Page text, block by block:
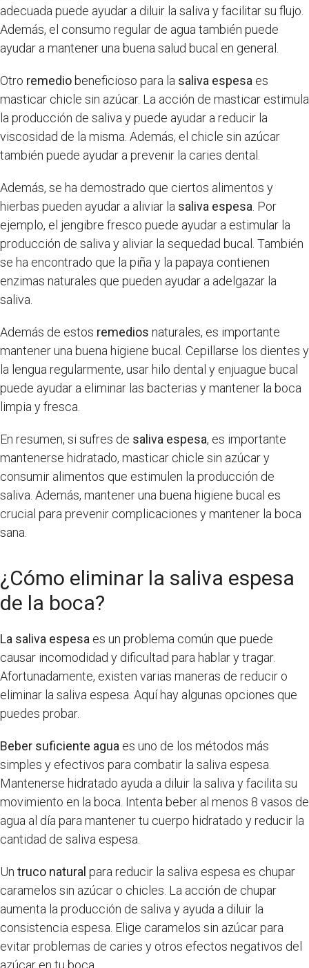
adecuada puede ayudar a diluir la saliva y facilitar su flujo.
Además, el consumo regular de agua también puede
ayudar a mantener una buena salud bucal en general.
Otro remedio beneficioso para la saliva espesa es
masticar chicle sin azúcar. La acción de masticar estimula
la producción de saliva y puede ayudar a reducir la
viscosidad de la misma. Además, el chicle sin azúcar
también puede ayudar a prevenir la caries dental.
Además, se ha demostrado que ciertos alimentos y
hierbas pueden ayudar a aliviar la saliva espesa . Por
ejemplo, el jengibre fresco puede ayudar a estimular la
producción de saliva y aliviar la sequedad bucal. También
se ha encontrado que la piña y la papaya contienen
enzimas naturales que pueden ayudar a adelgazar la
saliva.
Además de estos remedios naturales, es importante
mantener una buena higiene bucal. Cepillarse los dientes y
la lengua regularmente, usar hilo dental y enjuague bucal
puede ayudar a eliminar las bacterias y mantener la boca
limpia y fresca.
En resumen, si sufres de saliva espesa, es importante
mantenerse hidratado, masticar chicle sin azúcar y
consumir alimentos que estimulen la producción de
saliva. Además, mantener una buena higiene bucal es
crucial para prevenir complicaciones y mantener la boca
sana.
¿Cómo eliminar la saliva espesa
de la boca?
La saliva espesa es un problema común que puede
causar incomodidad y dificultad para hablar y tragar.
Afortunadamente, existen varias maneras de reducir o
eliminar la saliva espesa. Aquí hay algunas opciones que
puedes probar.
Beber suficiente agua es uno de los métodos más
simples y efectivos para combatir la saliva espesa.
Mantenerse hidratado ayuda a diluir la saliva y facilita su
movimiento en la boca. Intenta beber al menos 8 vasos de
agua al día para mantener tu cuerpo hidratado y reducir la
cantidad de saliva espesa.
Un truco natural para reducir la saliva espesa es chupar
caramelos sin azúcar o chicles. La acción de chupar
aumenta la producción de saliva y ayuda a diluir la
consistencia espesa. Elige caramelos sin azúcar para
evitar problemas de caries y otros efectos negativos del
azúcar en tu boca.